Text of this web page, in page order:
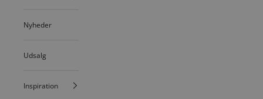
Nyheder
Udsalg
Inspiration